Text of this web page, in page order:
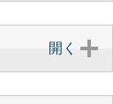
開く